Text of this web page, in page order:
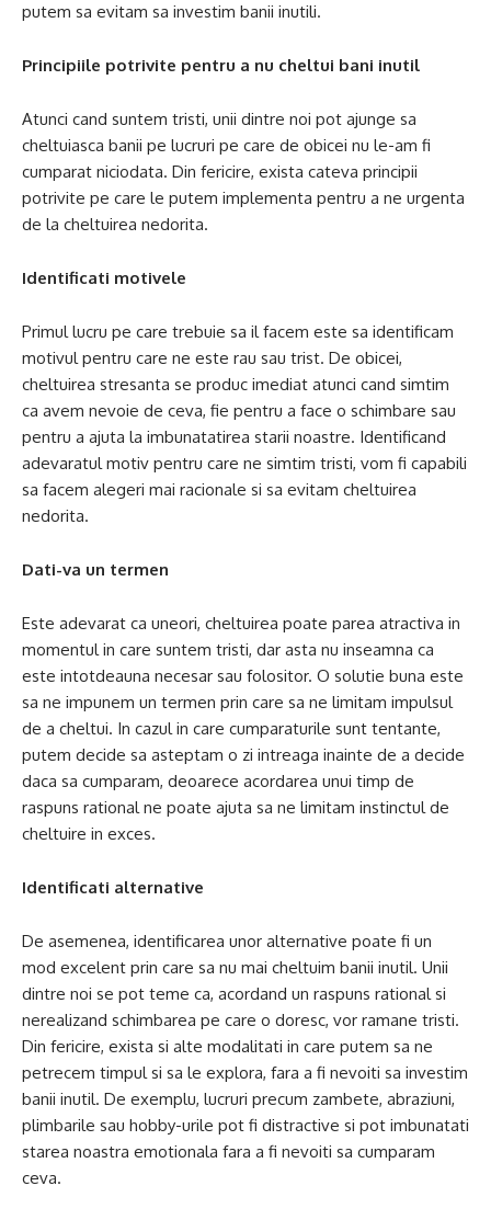
putem sa evitam sa investim banii inutili.
Principiile potrivite pentru a nu cheltui bani inutil
Atunci cand suntem tristi, unii dintre noi pot ajunge sa
cheltuiasca banii pe lucruri pe care de obicei nu le-am fi
cumparat niciodata. Din fericire, exista cateva principii
potrivite pe care le putem implementa pentru a ne urgenta
de la cheltuirea nedorita.
Identificati motivele
Primul lucru pe care trebuie sa il facem este sa identificam
motivul pentru care ne este rau sau trist. De obicei,
cheltuirea stresanta se produc imediat atunci cand simtim
ca avem nevoie de ceva, fie pentru a face o schimbare sau
pentru a ajuta la imbunatatirea starii noastre. Identificand
adevaratul motiv pentru care ne simtim tristi, vom fi capabili
sa facem alegeri mai racionale si sa evitam cheltuirea
nedorita.
Dati-va un termen
Este adevarat ca uneori, cheltuirea poate parea atractiva in
momentul in care suntem tristi, dar asta nu inseamna ca
este intotdeauna necesar sau folositor. O solutie buna este
sa ne impunem un termen prin care sa ne limitam impulsul
de a cheltui. In cazul in care cumparaturile sunt tentante,
putem decide sa asteptam o zi intreaga inainte de a decide
daca sa cumparam, deoarece acordarea unui timp de
raspuns rational ne poate ajuta sa ne limitam instinctul de
cheltuire in exces.
Identificati alternative
De asemenea, identificarea unor alternative poate fi un
mod excelent prin care sa nu mai cheltuim banii inutil. Unii
dintre noi se pot teme ca, acordand un raspuns rational si
nerealizand schimbarea pe care o doresc, vor ramane tristi.
Din fericire, exista si alte modalitati in care putem sa ne
petrecem timpul si sa le explora, fara a fi nevoiti sa investim
banii inutil. De exemplu, lucruri precum zambete, abraziuni,
plimbarile sau hobby-urile pot fi distractive si pot imbunatati
starea noastra emotionala fara a fi nevoiti sa cumparam
ceva.